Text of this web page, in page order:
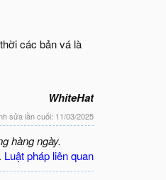
các bản vá là
WhiteHat
sửa lần cuối: 11/03/2025
hàng ngày.
Luật pháp liên quan